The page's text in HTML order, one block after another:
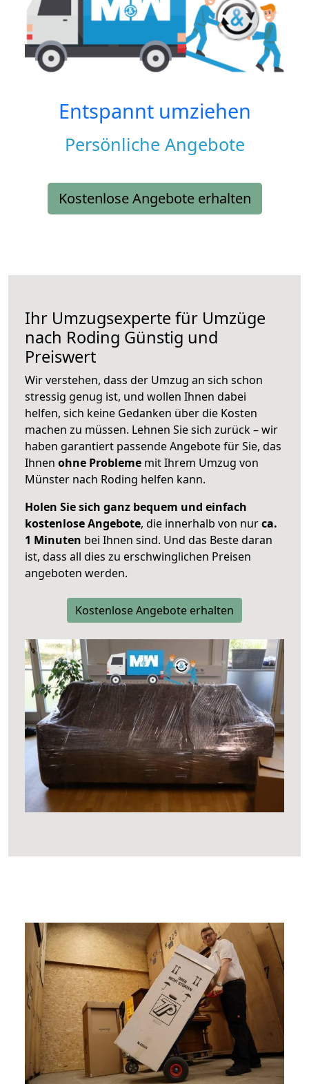
Entspannt umziehen
Persönliche Angebote
Kostenlose Angebote erhalten
Ihr Umzugsexperte für Umzüge
nach Roding Günstig und
Preiswert
Wir verstehen, dass der Umzug an sich schon
stressig genug ist, und wollen Ihnen dabei
helfen, sich keine Gedanken über die Kosten
machen zu müssen. Lehnen Sie sich zurück – wir
haben garantiert passende Angebote für Sie, das
Ihnen ohne Probleme mit Ihrem Umzug von
Münster nach Roding helfen kann.
Holen Sie sich ganz bequem und einfach
kostenlose Angebote, die innerhalb von nurca.
1 Minuten bei Ihnen sind. Und das Beste daran
ist, dass all dies zu erschwinglichen Preisen
angeboten werden.
Kostenlose Angebote erhalten